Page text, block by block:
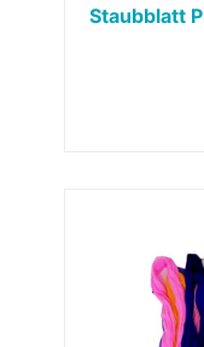
Staubblatt